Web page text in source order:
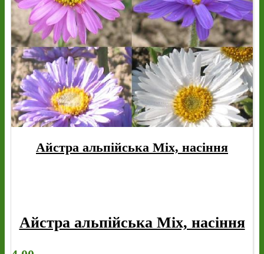
Айстра альпійська Mix, насіння
Айстра альпійська Mix, насіння